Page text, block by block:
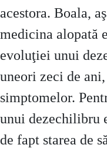
acestora. Boala,
medicina alopată
evoluţiei unui
uneori zeci de
simptomelor.
unui dezechilibru
de fapt starea de